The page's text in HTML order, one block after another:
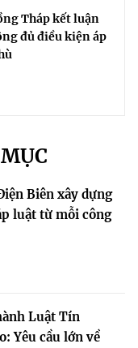
Tháp kết luận
đủ điều kiện áp
Biên xây dựng
luật từ mỗi công
Luật Tín
Yêu cầu lớn về